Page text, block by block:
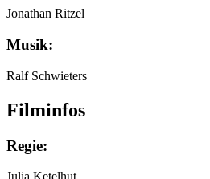
Jonathan Ritzel
Musik:
Ralf Schwieters
Filminfos
Regie: